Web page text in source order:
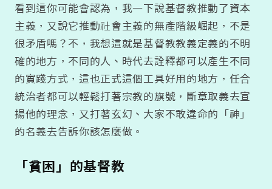
看到這你可能會認為，我一下說基督教推動了資本
主義，又說它推動社會主義的無產階級崛起，不是
很矛盾嗎？不，我想這就是基督教教義定義的不明
確的地方，不同的人、時代去詮釋都可以產生不同
的實踐方式，這也正式這個工具好用的地方，任合
統治者都可以輕鬆打著宗教的旗號，斷章取義去宣
揚他的理念，又打著玄幻、大家不敢違命的「神」
的名義去告訴你該怎麼做。
「貧困」的基督教